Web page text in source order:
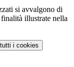
si avvalgono di
illustrate nella
i cookies